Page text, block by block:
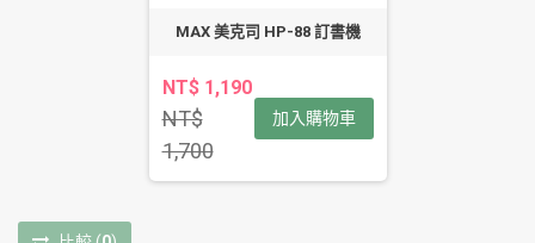
MAX 美克司 HP-88 訂書機
NT$ 1,190
NT$
1,700
加入購物車